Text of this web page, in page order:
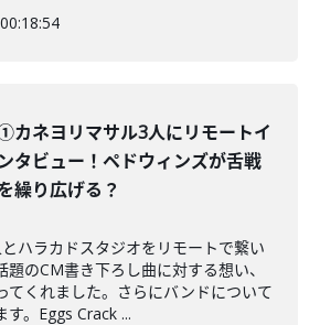
00:18:54
カネヨリマサル3人にリモートイ
ンタビュー！ペドウィンズが舌戦
繰り広げる？
ハラカドスタジオをリモートで繋い
のCM書き下ろし曲に対する想い、
てくれました。さらにバンドについて
。Eggs Crack ...